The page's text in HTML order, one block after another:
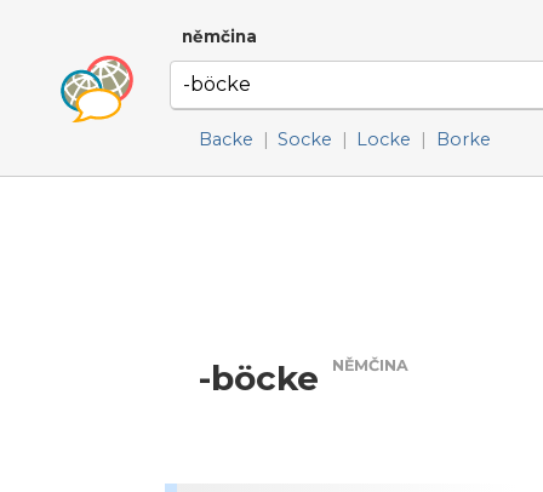
němčina
Backe | Socke | Locke | Borke
-böcke NĚMČINA